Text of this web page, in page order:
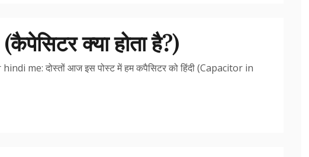
क्या होता है?)
me: दोस्तों आज इस पोस्ट में हम कपैसिटर को हिंदी (Capacitor in